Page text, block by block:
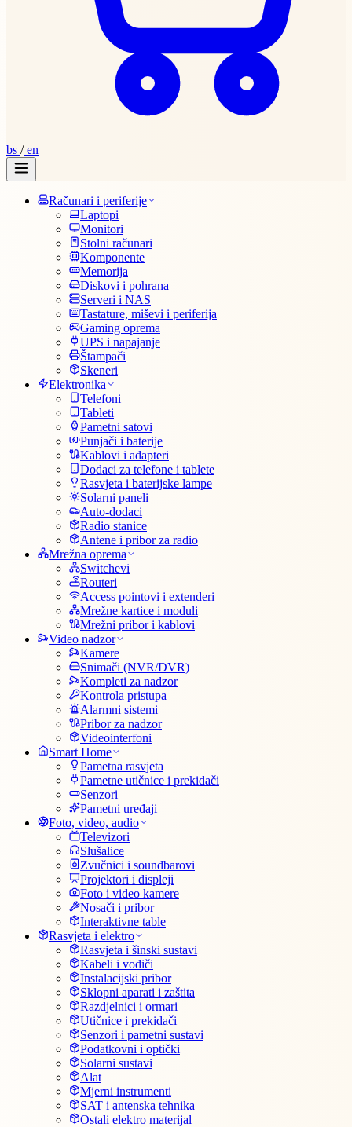
bs /en
Računari i periferije
Laptopi
Monitori
Stolni računari
Komponente
Memorija
Diskovi i pohrana
Serveri i NAS
Tastature, miševi i periferija
Gaming oprema
UPS i napajanje
Štampači
Skeneri
Elektronika
Telefoni
Tableti
Pametni satovi
Punjači i baterije
Kablovi i adapteri
Dodaci za telefone i tablete
Rasvjeta i baterijske lampe
Solarni paneli
Auto-dodaci
Radio stanice
Antene i pribor za radio
Mrežna oprema
Switchevi
Routeri
Access pointovi i extenderi
Mrežne kartice i moduli
Mrežni pribor i kablovi
Video nadzor
Kamere
Snimači (NVR/DVR)
Kompleti za nadzor
Kontrola pristupa
Alarmni sistemi
Pribor za nadzor
Videointerfoni
Smart Home
Pametna rasvjeta
Pametne utičnice i prekidači
Senzori
Pametni uređaji
Foto, video, audio
Televizori
Slušalice
Zvučnici i soundbarovi
Projektori i displeji
Foto i video kamere
Nosači i pribor
Interaktivne table
Rasvjeta i elektro
Rasvjeta i šinski sustavi
Kabeli i vodiči
Instalacijski pribor
Sklopni aparati i zaštita
Razdjelnici i ormari
Utičnice i prekidači
Senzori i pametni sustavi
Podatkovni i optički
Solarni sustavi
Alat
Mjerni instrumenti
SAT i antenska tehnika
Ostali elektro materijal